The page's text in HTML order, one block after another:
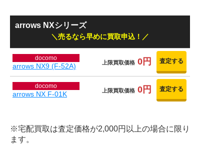
arrows NXシリーズ
売るなら早めに買取申込！
docomo
arrows NX9 (F-52A) 上限買取価格 0円 査定する
docomo
arrows NX F-01K 上限買取価格 0円 査定する
※宅配買取は査定価格が2,000円以上の場合に限り
ます。